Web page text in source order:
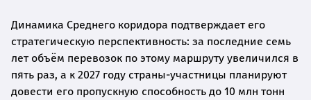
Динамика Среднего коридора подтверждает его
стратегическую перспективность: за последние семь
лет объём перевозок по этому маршруту увеличился в
пять раз, а к 2027 году страны-участницы планируют
довести его пропускную способность до 10 млн тонн